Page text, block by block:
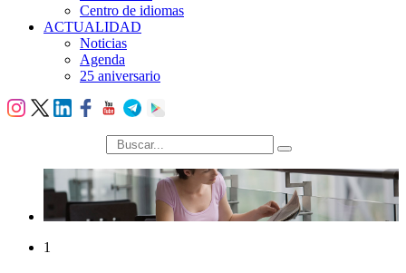
Centro de idiomas
ACTUALIDAD
Noticias
Agenda
25 aniversario
búsqueda
1